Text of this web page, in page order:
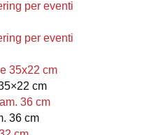
cm
36 cm